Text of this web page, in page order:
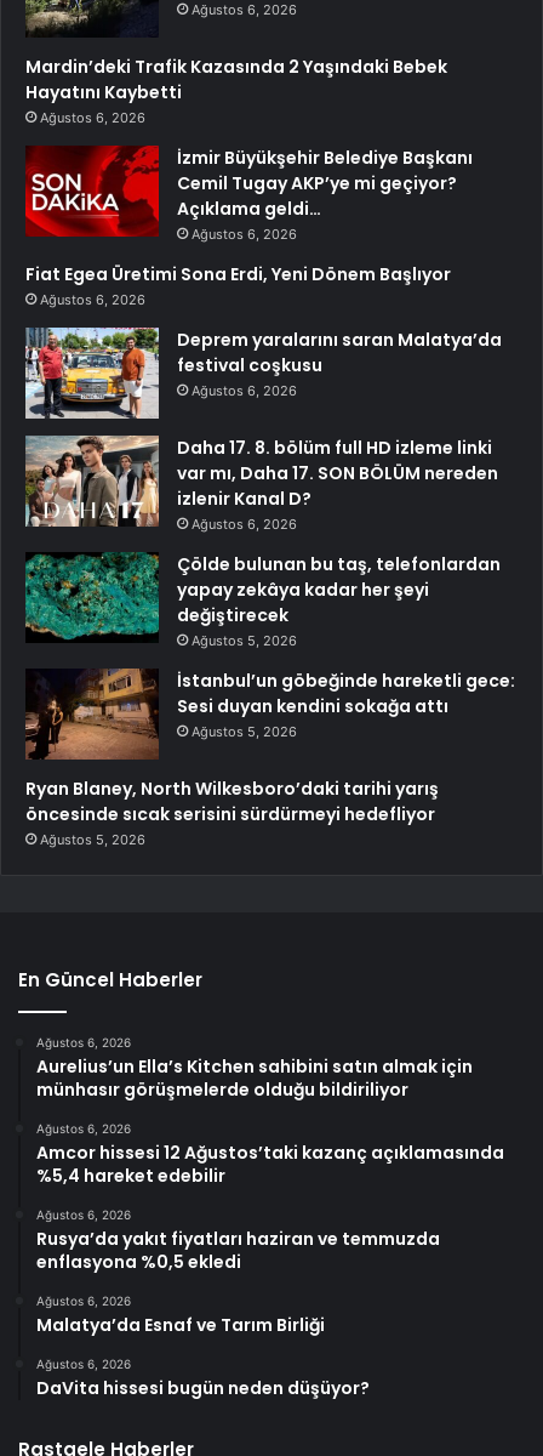
Ağustos 6, 2026
Mardin’deki Trafik Kazasında 2 Yaşındaki Bebek
Hayatını Kaybetti
Ağustos 6, 2026
İzmir Büyükşehir Belediye Başkanı
Cemil Tugay AKP’ye mi geçiyor?
Açıklama geldi…
Ağustos 6, 2026
Fiat Egea Üretimi Sona Erdi, Yeni Dönem Başlıyor
Ağustos 6, 2026
Deprem yaralarını saran Malatya’da
festival coşkusu
Ağustos 6, 2026
Daha 17. 8. bölüm full HD izleme linki
var mı, Daha 17. SON BÖLÜM nereden
izlenir Kanal D?
Ağustos 6, 2026
Çölde bulunan bu taş, telefonlardan
yapay zekâya kadar her şeyi
değiştirecek
Ağustos 5, 2026
İstanbul’un göbeğinde hareketli gece:
Sesi duyan kendini sokağa attı
Ağustos 5, 2026
Ryan Blaney, North Wilkesboro’daki tarihi yarış
öncesinde sıcak serisini sürdürmeyi hedefliyor
Ağustos 5, 2026
En Güncel Haberler
Ağustos 6, 2026
Aurelius’un Ella’s Kitchen sahibini satın almak için
münhasır görüşmelerde olduğu bildiriliyor
Ağustos 6, 2026
Amcor hissesi 12 Ağustos’taki kazanç açıklamasında
%5,4 hareket edebilir
Ağustos 6, 2026
Rusya’da yakıt fiyatları haziran ve temmuzda
enflasyona %0,5 ekledi
Ağustos 6, 2026
Malatya’da Esnaf ve Tarım Birliği
Ağustos 6, 2026
DaVita hissesi bugün neden düşüyor?
Rastgele Haberler